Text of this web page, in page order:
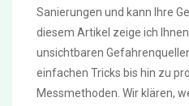
Sanierungen und kann Ihre
diesem Artikel zeige ich
unsichtbaren
einfachen Tricks bis hin zu
Messmethoden. Wir klären,